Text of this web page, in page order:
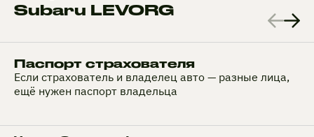
Subaru LEVORG
Паспорт страхователя
Если страхователь и владелец авто — разные лица,
ещё нужен паспорт владельца